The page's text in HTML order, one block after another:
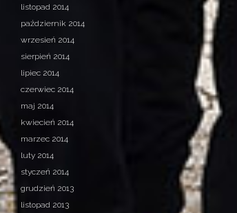
listopad 2014
październik 2014
wrzesień 2014
sierpień 2014
lipiec 2014
czerwiec 2014
maj 2014
kwiecień 2014
marzec 2014
luty 2014
styczeń 2014
grudzień 2013
listopad 2013